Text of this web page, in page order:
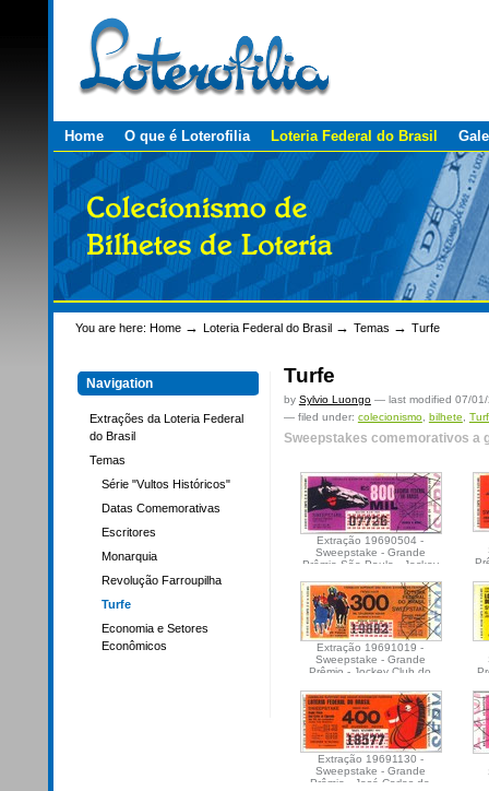
content.
Home O que é Loterofilia Loteria Federal do Brasil
You are here: Home → Loteria Federal do Brasil → Temas → Turfe
Turfe
by Sylvio Luongo — last modified 07/
— filed under: colecionismo, bilhete,
Sweepstakes comemorativos a
Extração 19690504 -
Sweepstake - Grande
Prêmio São Paulo - Jockey
Extração 19691019 -
Sweepstake - Grande
Prêmio - Jockey Club do
Extração 19691130 -
Sweepstake - Grande
Prêmio - José Carlos de
Navigation
Extrações da Loteria Federal
do Brasil
Temas
Série "Vultos Históricos"
Datas Comemorativas
Escritores
Monarquia
Revolução Farroupilha
Turfe
Economia e Setores
Econômicos